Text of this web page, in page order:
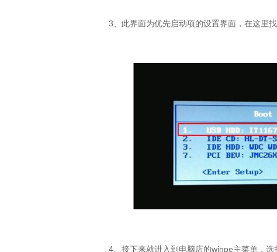
3、此界面为优先启动项的设置界面，在这里
4、接下来就进入到电脑店的winpe主菜单，选